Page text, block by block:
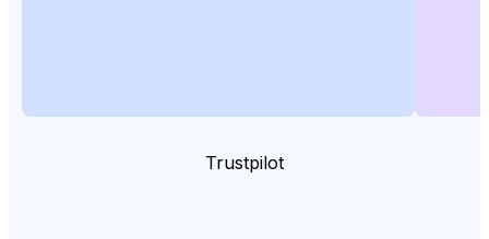
Trustpilot